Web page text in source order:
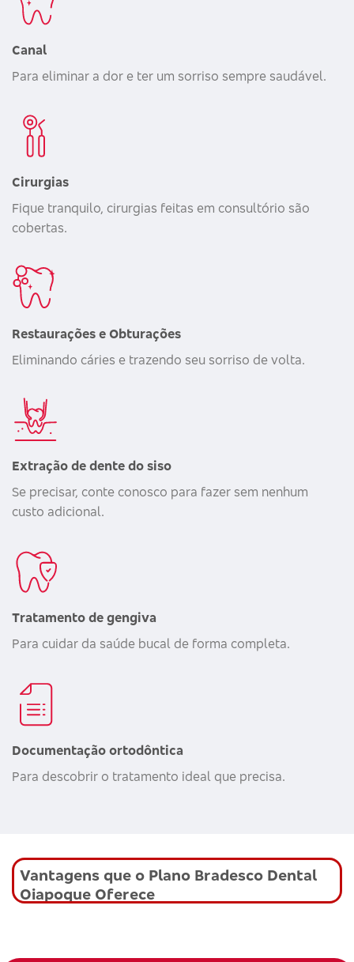
Canal
Para eliminar a dor e ter um sorriso sempre saudável.
Cirurgias
Fique tranquilo, cirurgias feitas em consultório são
cobertas.
Restaurações e Obturações
Eliminando cáries e trazendo seu sorriso de volta.
Extração de dente do siso
Se precisar, conte conosco para fazer sem nenhum
custo adicional.
Tratamento de gengiva
Para cuidar da saúde bucal de forma completa.
Documentação ortodôntica
Para descobrir o tratamento ideal que precisa.
Vantagens que o Plano Bradesco Dental
Oiapoque Oferece